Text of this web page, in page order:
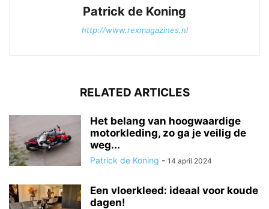
Patrick de Koning
http://www.rexmagazines.nl
RELATED ARTICLES
Het belang van hoogwaardige
motorkleding, zo ga je veilig de
weg...
Patrick de Koning - 14 april 2024
Een vloerkleed: ideaal voor koude
dagen!